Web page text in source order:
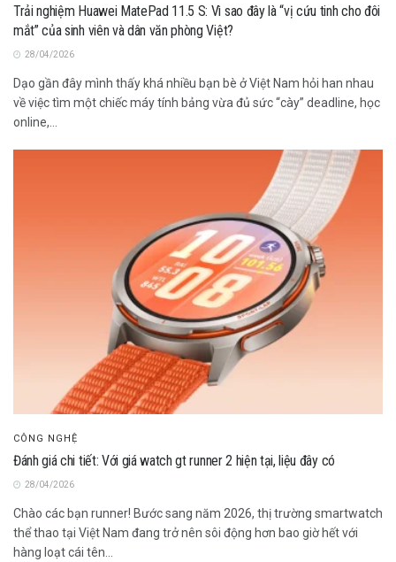
Trải nghiệm Huawei MatePad 11.5 S: Vì sao đây là “vị cứu tinh cho đôi
mắt” của sinh viên và dân văn phòng Việt?
28/04/2026
Dạo gần đây mình thấy khá nhiều bạn bè ở Việt Nam hỏi han nhau
về việc tìm một chiếc máy tính bảng vừa đủ sức “cày” deadline, học
online,...
CÔNG NGHỆ
Đánh giá chi tiết: Với giá watch gt runner 2 hiện tại, liệu đây có
28/04/2026
Chào các bạn runner! Bước sang năm 2026, thị trường smartwatch
thể thao tại Việt Nam đang trở nên sôi động hơn bao giờ hết với
hàng loạt cái tên...